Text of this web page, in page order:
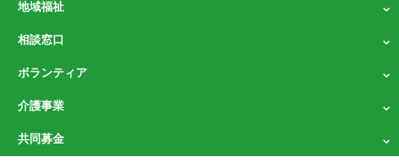
地域福祉
相談窓口
ボランティア
介護事業
共同募金